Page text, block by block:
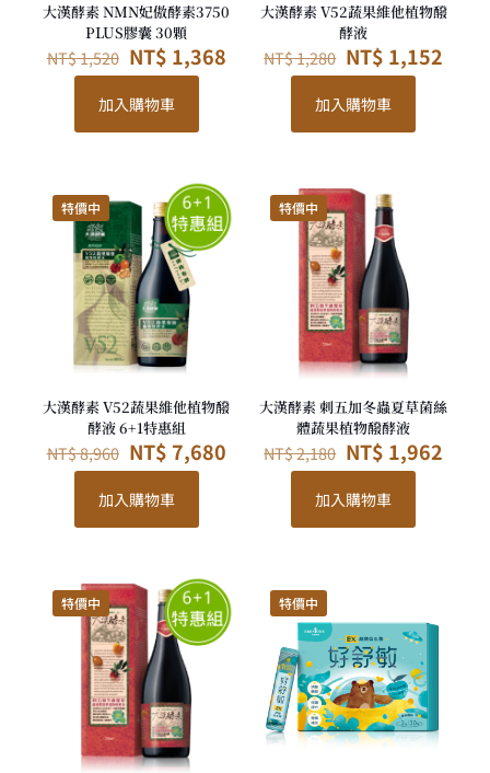
大漢酵素 NMN妃傲酵素3750
PLUS膠囊 30顆
NT$1,520 原
始
價
格：
NT$ 1,520。
NT$ 1,368目
NT$ 1,368。
加入購物車
大漢酵素 V52蔬果維他植物醱
酵液
NT$1,280 原
始
價
格：
NT$ 1,280。
NT$ 1,152
加入購物車
特價中
大漢酵素 V52蔬果維他植物醱
酵液 6+1特惠組
NT$8,960 原
始
價
格：
NT$ 8,960。
NT$ 7,680目
NT$ 7,680。
加入購物車
特價中
大漢酵素 刺五加冬蟲夏草菌絲
體蔬果植物醱酵液
NT$2,180 原
始
價
格：
NT$ 2,180。
NT$ 1,962
加入購物車
特價中 特價中